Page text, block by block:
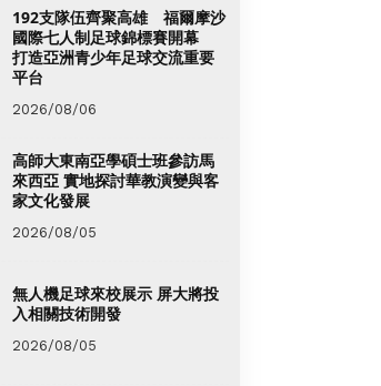
192支隊伍齊聚高雄 福爾摩沙
國際七人制足球錦標賽開幕
打造亞洲青少年足球交流重要
平台
2026/08/06
高師大東南亞學碩士班參訪馬
來西亞 實地探討華教演變與客
家文化發展
2026/08/05
無人機足球來校展示 屏大將投
入相關技術開發
2026/08/05